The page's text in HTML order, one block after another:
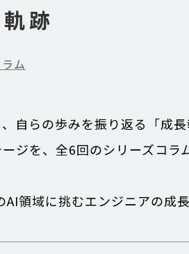
跡
ム
自らの歩みを振り返る「成
ジを、全6回のシリーズコラ
領域に挑むエンジニアの成